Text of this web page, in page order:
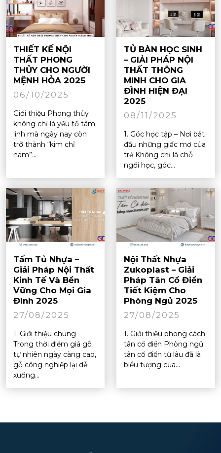
THIẾT KẾ NỘI
THẤT PHONG
THỦY CHO NGƯỜI
MỆNH HỎA 2025
06/10/2025
Giới thiệu Phong thủy
không chỉ là yếu tố tâm
linh mà ngày nay còn
trở thành “kim chỉ
nam”...
TỦ BÀN HỌC SINH
– GIẢI PHÁP NỘI
THẤT THÔNG
MINH CHO GIA
ĐÌNH HIỆN ĐẠI
2025
08/11/2025
1. Góc học tập – Nơi bắt
đầu những giấc mơ của
trẻ Không chỉ là chỗ
ngồi học, góc...
Tấm Tủ Nhựa –
Giải Pháp Nội Thất
Kinh Tế Và Bền
Vững Cho Mọi Gia
Đình 2025
27/08/2025
1. Giới thiệu chung
Trong thời điểm giá gỗ
tự nhiên ngày càng cao,
gỗ công nghiệp lại dễ
xuống...
Nội Thất Nhựa
Zukoplast – Giải
Pháp Tân Cổ Điển
Tiết Kiệm Cho
Phòng Ngủ 2025
27/08/2025
1. Giới thiệu phong cách
tân cổ điển Phòng ngủ
tân cổ điển từ lâu đã là
biểu tượng của...